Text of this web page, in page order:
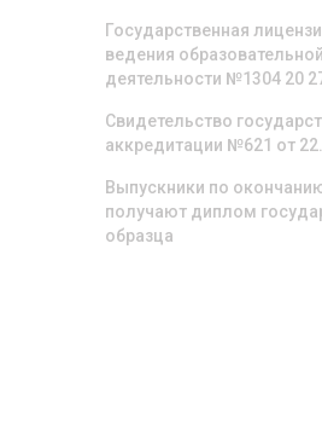
Государственная
ведения образовательной
деятельности №1304 20
Свидетельство
аккредитации №621 от
Выпускники по
получают диплом
образца